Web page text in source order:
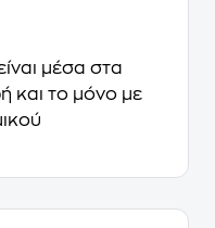
μέσα στα
και το μόνο με